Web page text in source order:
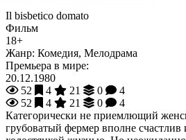
Il bisbetico domato
Фильм
18+
Жанр: Комедия, Мелодрама
Премьера в мире:
20.12.1980
52
4 21 0
4
52
4 21 0
4
Категорически не приемлющий
грубоватый фермер вполне счастлив